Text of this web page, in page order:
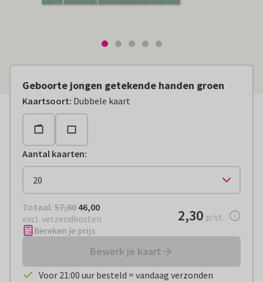
Geboorte jongen getekende handen groen
Kaartsoort: Dubbele kaart
Aantal kaarten:
Totaal: € 46,00
Totaal: 57,80 46,00
excl. verzendkosten
€ 2,30per stuk
2,30 p/st.
Bereken je prijs
Bewerk je kaart
Voor 21:00 uur besteld = vandaag verzonden